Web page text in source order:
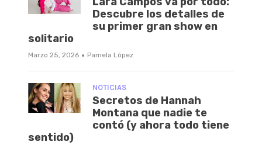
Descubre los detalles de
su primer gran show en
solitario
Marzo 25, 2026 · Pamela López
NOTICIAS
Secretos de Hannah
Montana que nadie te
contó (y ahora todo tiene
sentido)